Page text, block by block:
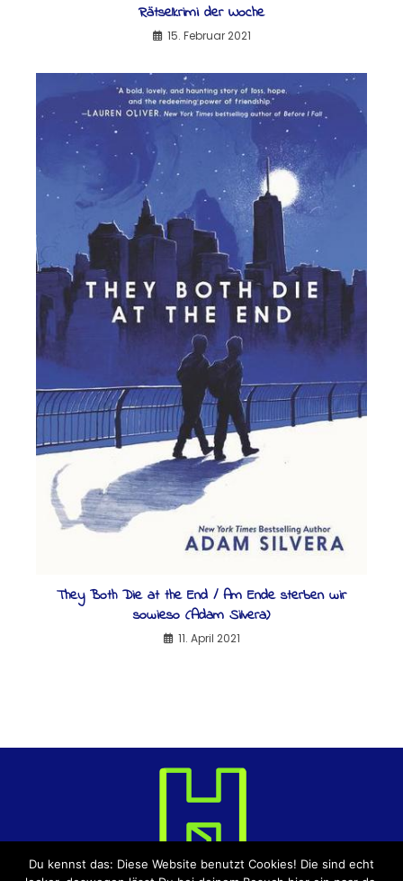
Rätselkrimi der Woche
15. Februar 2021
They Both Die at the End / Am Ende sterben wir
sowieso (Adam Silvera)
11. April 2021
Du kennst das: Diese Website benutzt Cookies! Die sind echt